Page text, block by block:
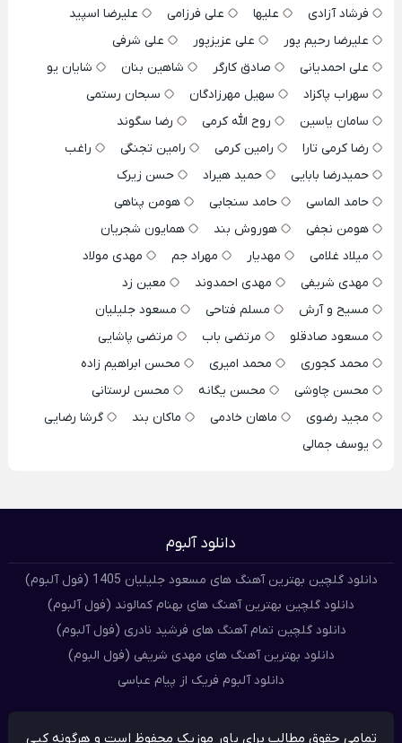
فرشاد آزادی
علیها علی فرزامی
علیرضا اسپید
علیرضا رحیم پور
علی عزیزپور
علی شرفی
علی احمدیانی
صادق کارگر شاهین بنان
شایان یو
سهراب پاکزاد
سهیل مهرزادگان
سبحان رستمی
سامان یاسین
روح الله کرمی
رضا سگوند
رضا کرمی تارا
رامین کرمی رامین تجنگی
راغب
حمیدرضا بابایی
حمید هیراد
حسن زیرک
حامد الماسی
حامد سنجابی
هومن پناهی
هومن نجفی
هوروش بند
همایون شجریان
میلاد غلامی
مهدیار مهراد جم
مهدی مولاد
مهدی شریفی
مهدی احمدوند
معین زد
مسیح و آرش
مسلم فتاحی
مسعود جلیلیان
مسعود صادقلو
مرتضی باب
مرتضی پاشایی
محمد کجوری
محمد امیری
محسن ابراهیم زاده
محسن چاوشی
محسن یگانه
محسن لرستانی
مجید رضوی
ماهان خادمی ماکان بند
گرشا رضایی
یوسف جمالی
دانلود آلبوم
دانلود گلچین بهترین آهنگ های مسعود جلیلیان 1405 (فول آلبوم)
دانلود گلچین بهترین آهنگ های بهنام کمالوند (فول آلبوم)
دانلود گلچین تمام آهنگ های فرشید نادری (فول آلبوم)
دانلود بهترین آهنگ های مهدی شریفی (فول البوم)
دانلود آلبوم فریک از پیام عباسی
تمامی حقوق مطالب برای پاور موزیک محفوظ است و هرگونه کپی